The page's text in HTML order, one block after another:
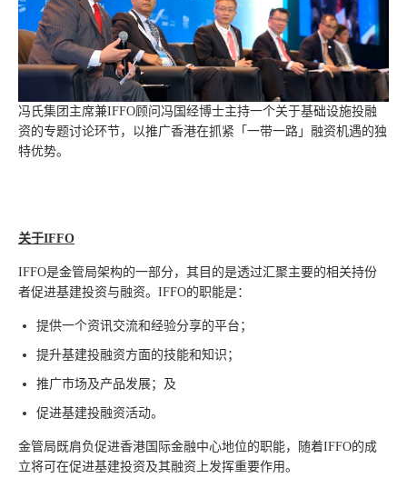
冯氏集团主席兼IFFO顾问冯国经博士主持一个关于基础设施投融
资的专题讨论环节，以推广香港在抓紧「一带一路」融资机遇的独
特优势。
关于IFFO
IFFO是金管局架构的一部分，其目的是透过汇聚主要的相关持份
者促进基建投资与融资。IFFO的职能是：
提供一个资讯交流和经验分享的平台；
提升基建投融资方面的技能和知识；
推广市场及产品发展；及
促进基建投融资活动。
金管局既肩负促进香港国际金融中心地位的职能，随着IFFO的成
立将可在促进基建投资及其融资上发挥重要作用。